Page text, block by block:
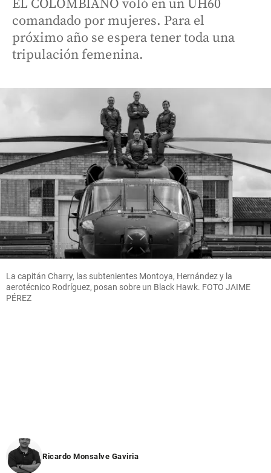
EL COLOMBIANO voló en un UH60
comandado por mujeres. Para el
próximo año se espera tener toda una
tripulación femenina.
La capitán Charry, las subtenientes Montoya, Hernández y la
aerotécnico Rodríguez, posan sobre un Black Hawk. FOTO JAIME
PÉREZ
Ricardo Monsalve Gaviria